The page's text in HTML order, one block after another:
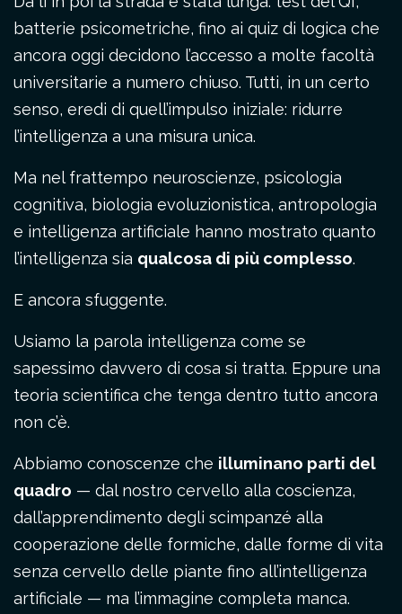
batterie psicometriche, fino ai quiz di logica che
ancora oggi decidono l’accesso a molte facoltà
universitarie a numero chiuso. Tutti, in un certo
senso, eredi di quell’impulso iniziale: ridurre
l’intelligenza a una misura unica.
Ma nel frattempo neuroscienze, psicologia
cognitiva, biologia evoluzionistica, antropologia
e intelligenza artificiale hanno mostrato quanto
l’intelligenza sia qualcosa di più complesso.
E ancora sfuggente.
Usiamo la parola intelligenza come se
sapessimo davvero di cosa si tratta. Eppure una
teoria scientifica che tenga dentro tutto ancora
non c’è.
Abbiamo conoscenze che illuminano parti del
quadro — dal nostro cervello alla coscienza,
dall’apprendimento degli scimpanzé alla
cooperazione delle formiche, dalle forme di vita
senza cervello delle piante fino all’intelligenza
artificiale — ma l’immagine completa manca.